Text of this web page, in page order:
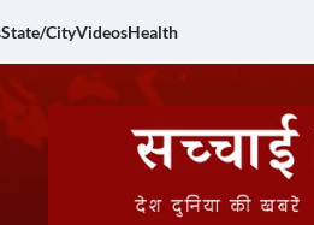
State/CityVideosHealth